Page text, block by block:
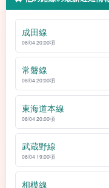
成田線
08/04 20:00頃
常磐線
08/04 20:00頃
東海道本線
08/04 20:00頃
武蔵野線
08/04 19:00頃
相模線